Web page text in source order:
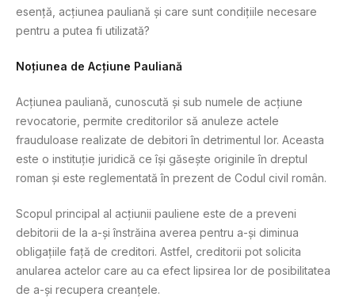
esență, acțiunea pauliană și care sunt condițiile necesare
pentru a putea fi utilizată?
Noțiunea de Acțiune Pauliană
Acțiunea pauliană, cunoscută și sub numele de acțiune
revocatorie, permite creditorilor să anuleze actele
frauduloase realizate de debitori în detrimentul lor. Aceasta
este o instituție juridică ce își găsește originile în dreptul
roman și este reglementată în prezent de Codul civil român.
Scopul principal al acțiunii pauliene este de a preveni
debitorii de la a-și înstrăina averea pentru a-și diminua
obligațiile față de creditori. Astfel, creditorii pot solicita
anularea actelor care au ca efect lipsirea lor de posibilitatea
de a-și recupera creanțele.